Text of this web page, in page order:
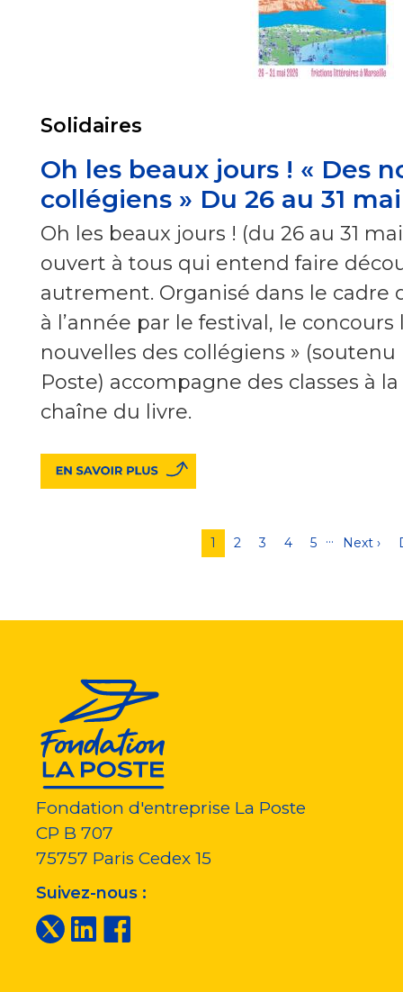
Solidaires
Oh les beaux jours ! « Des
collégiens » Du 26 au 31
Oh les beaux jours ! (du 26 au 31
ouvert à tous qui entend faire
autrement. Organisé dans le cadre
à l’année par le festival, le
nouvelles des collégiens »
Poste) accompagne des classes à
chaîne du livre.
Page
courante
1 Page
2 Page
3 Page
4 Page
5 …
Page
Next ›
Fondation d'entreprise La Poste
CP B 707
75757 Paris Cedex 15
Suivez-nous :